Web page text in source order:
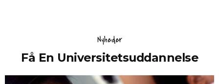
Nyheder
Få En Universitetsuddannelse